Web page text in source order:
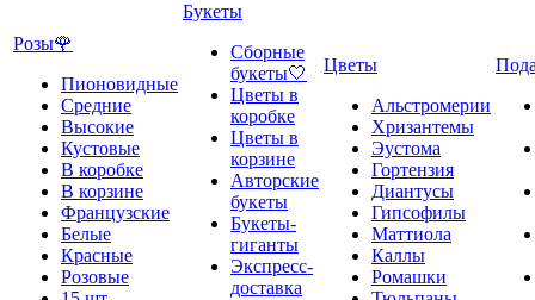
Розы🌹
Пионовидные
Средние
Высокие
Кустовые
В коробке
В корзине
Французские
Белые
Красные
Розовые
Букеты
Сборные
букеты🤍
Цветы в
коробке
Цветы в
корзине
Авторские
букеты
Букеты-
гиганты
Экспресс-
доставка
Цветы
Альстромерии
Хризантемы
Эустома
Гортензия
Диантусы
Гипсофилы
Маттиола
Каллы
Ромашки